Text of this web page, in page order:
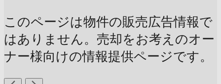
このページは物件の販売広告情報で
はありません。売却をお考えのオー
ナー様向けの情報提供ページです。